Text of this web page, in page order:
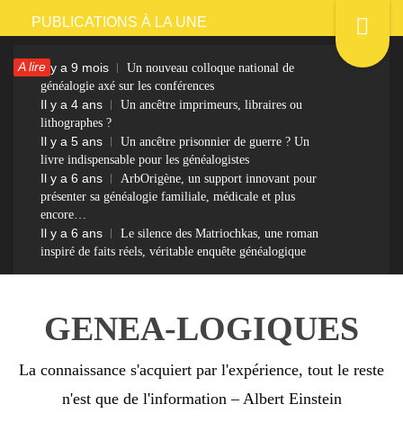
Passer
contenu
PUBLICATIONS À LA UNE
A lireIl y a 9 mois
Un nouveau colloque national de
généalogie axé sur les conférences
Il y a 4 ans
Un ancêtre imprimeurs, libraires ou
lithographes ?
Il y a 5 ans
Un ancêtre prisonnier de guerre ? Un
livre indispensable pour les généalogistes
Il y a 6 ans
ArbOrigène, un support innovant pour
présenter sa généalogie familiale, médicale et plus
encore…
Il y a 6 ans
Le silence des Matriochkas, une roman
inspiré de faits réels, véritable enquête généalogique
GENEA-LOGIQUES
La connaissance s'acquiert par l'expérience, tout le reste
n'est que de l'information – Albert Einstein